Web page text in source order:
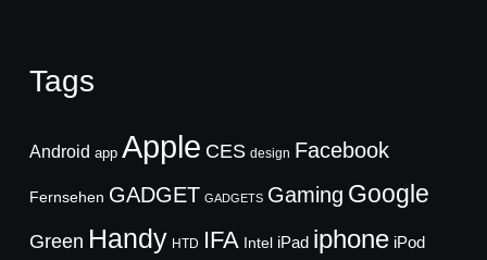
Tags
Android app Apple CES design Facebook
Fernsehen GADGET GADGETS Gaming Google
Green Handy HTD IFA Intel iPad iphone iPod